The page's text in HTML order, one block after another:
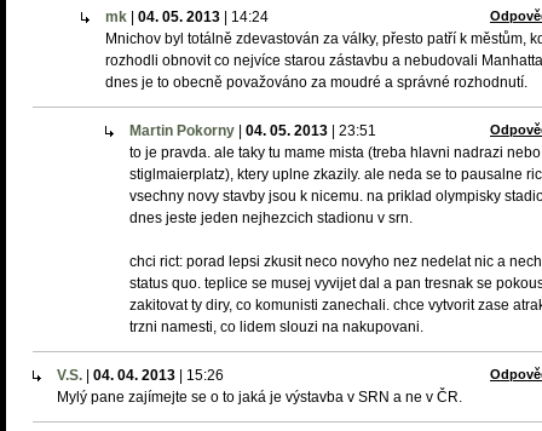
mk 04. 05. 2013 14:24
Mnichov byl totálně zdevastován za války, přesto patří k městům,
rozhodli obnovit co nejvíce starou zástavbu a nebudovali
dnes je to obecně považováno za moudré a správné rozhodnutí.
Martin Pokorny 04. 05. 2013 23:51
to je pravda. ale taky tu mame mista (treba hlavni nadrazi nebo
stiglmaierplatz), ktery uplne zkazily. ale neda se to pausalne
vsechny novy stavby jsou k nicemu. na priklad olympisky
dnes jeste jeden nejhezcich stadionu v srn.
chci rict: porad lepsi zkusit neco novyho nez nedelat nic a
status quo. teplice se musej vyvijet dal a pan tresnak se
zakitovat ty diry, co komunisti zanechali. chce vytvorit zase
trzni namesti, co lidem slouzi na nakupovani.
V.S. 04. 04. 2013 15:26
Mylý pane zajímejte se o to jaká je výstavba v SRN a ne v ČR.